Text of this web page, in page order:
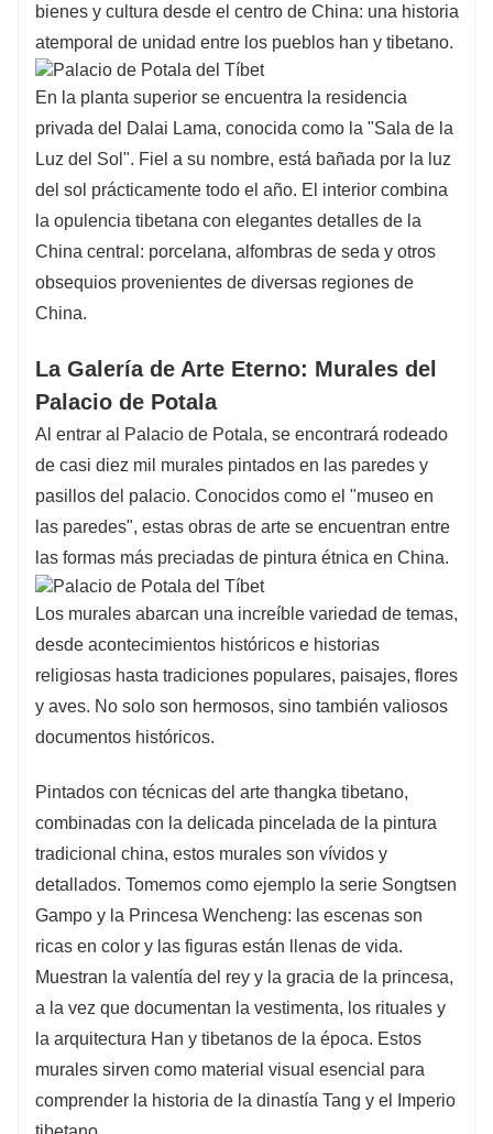
bienes y cultura desde el centro de China: una historia
atemporal de unidad entre los pueblos han y tibetano.
En la planta superior se encuentra la residencia
privada del Dalai Lama, conocida como la "Sala de la
Luz del Sol". Fiel a su nombre, está bañada por la luz
del sol prácticamente todo el año. El interior combina
la opulencia tibetana con elegantes detalles de la
China central: porcelana, alfombras de seda y otros
obsequios provenientes de diversas regiones de
China.
La Galería de Arte Eterno: Murales del
Palacio de Potala
Al entrar al Palacio de Potala, se encontrará rodeado
de casi diez mil murales pintados en las paredes y
pasillos del palacio. Conocidos como el "museo en
las paredes", estas obras de arte se encuentran entre
las formas más preciadas de pintura étnica en China.
Los murales abarcan una increíble variedad de temas,
desde acontecimientos históricos e historias
religiosas hasta tradiciones populares, paisajes, flores
y aves. No solo son hermosos, sino también valiosos
documentos históricos.
Pintados con técnicas del arte thangka tibetano,
combinadas con la delicada pincelada de la pintura
tradicional china, estos murales son vívidos y
detallados. Tomemos como ejemplo la serie Songtsen
Gampo y la Princesa Wencheng: las escenas son
ricas en color y las figuras están llenas de vida.
Muestran la valentía del rey y la gracia de la princesa,
a la vez que documentan la vestimenta, los rituales y
la arquitectura Han y tibetanos de la época. Estos
murales sirven como material visual esencial para
comprender la historia de la dinastía Tang y el Imperio